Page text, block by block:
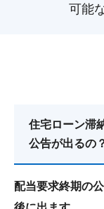
可能
住宅ローン滞
公告が出るの
配当要求終期の